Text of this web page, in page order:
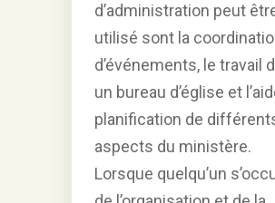
d’administration peut
utilisé sont la
d’événements, le travail
un bureau d’église et
planification de
aspects du ministère.
Lorsque quelqu’un